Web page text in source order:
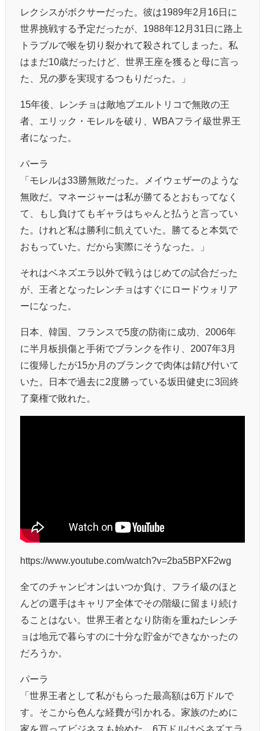
レクシスがボクサーだった。彼は1989年2月16日に
世界挑戦する予定だったが、1988年12月31日に路上
トラブルで喉を切り裂かれて殺されてしまった。私
はまだ10歳だったけど、世界王座を獲ると母に言っ
た、兄の夢を実現するつもりだった。」
15年後、レンチョは敵地プエルトリコで無敗の王
者、エリック・モレルを破り、WBAフライ級世界王
者になった。
パーラ
「モレルは33勝無敗だった。メイウェザーのような
無敗だ。マネージャーは私が勝てるとおもってなく
て、もし負けてもギャラはちゃんと払うと言ってい
た。けれど私は勝利に飢えていた。勝てると本気で
おもっていた。だから実際にそうなった。」
それはベネズエラ以外で戦うはじめての試合だった
が、王者となったレンチョはすぐにロードウォリア
ーになった。
日本、韓国、フランスで5度の防衛に成功、2006年
に半月板損傷と手術でブランクを作り、2007年3月
に復帰したが15か月のブランクで肉体は錆び付いて
いた。日本で過去に2度勝っている坂田健史に3回終
了棄権で敗れた。
https://www.youtube.com/watch?v=2ba5BPXF2wg
全てのチャンピオンはいつか負け、フライ級のほと
んどの選手はキャリア全体でその階級に留まり続け
ることはない。世界王者となり防衛を重ねたレンチ
ョは地元で暮らすのに十分な貯金ができなかったの
だろうか。
パーラ
「世界王者として私がもらった最高額は6万ドルで
す。そこから色んな経費が引かれる。家族のために
家を買ってビジネスも始めた。6万ドルはベネズエラ